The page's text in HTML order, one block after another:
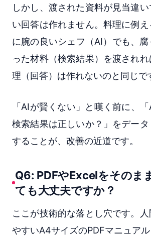
しかし、渡された資料が見当違
い回答は作れません。料理に例
に腕の良いシェフ（AI）でも、
った材料（検索結果）を渡され
理（回答）は作れないのと同じで
「AIが賢くない」と嘆く前に、
検索結果は正しいか？」をデー
することが、改善の近道です。
Q6: PDFやExcelをそのま
ても大丈夫ですか？
ここが技術的な落とし穴です。
やすいA4サイズのPDFマニュア